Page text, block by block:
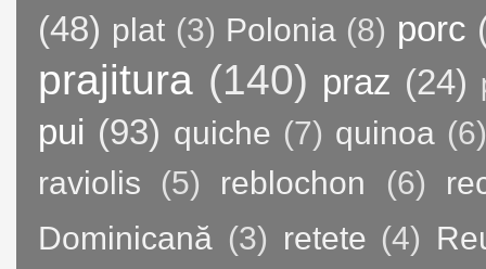
(48) plat (3) Polonia (8) porc
prajitura (140) praz (24)
pui (93) quiche (7) quinoa
raviolis
(5) reblochon (6)
Dominicană (3) retete (4)